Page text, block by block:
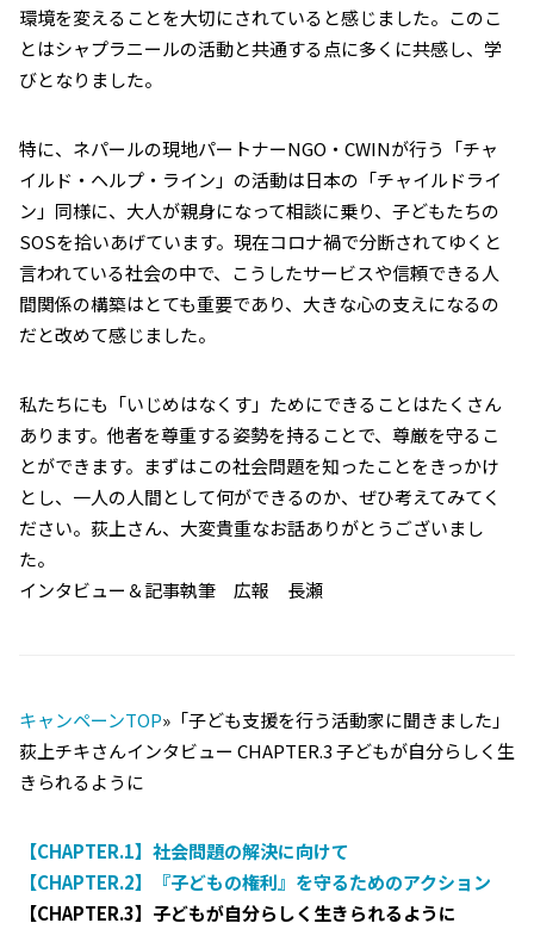
環境を変えることを大切にされていると感じました。このこ
とはシャプラニールの活動と共通する点に多くに共感し、学
びとなりました。
特に、ネパールの現地パートナーNGO・CWINが行う「チャ
イルド・ヘルプ・ライン」の活動は日本の「チャイルドライ
ン」同様に、大人が親身になって相談に乗り、子どもたちの
SOSを拾いあげています。現在コロナ禍で分断されてゆくと
言われている社会の中で、こうしたサービスや信頼できる人
間関係の構築はとても重要であり、大きな心の支えになるの
だと改めて感じました。
私たちにも「いじめはなくす」ためにできることはたくさん
あります。他者を尊重する姿勢を持ることで、尊厳を守るこ
とができます。まずはこの社会問題を知ったことをきっかけ
とし、一人の人間として何ができるのか、ぜひ考えてみてく
ださい。荻上さん、大変貴重なお話ありがとうございまし
た。
インタビュー＆記事執筆 広報 長瀬
キャンペーンTOP»「子ども支援を行う活動家に聞きました」
荻上チキさんインタビュー CHAPTER.3 子どもが自分らしく生
きられるように
【CHAPTER.1】社会問題の解決に向けて
【CHAPTER.2】『子どもの権利』を守るためのアクション
【CHAPTER.3】子どもが自分らしく生きられるように